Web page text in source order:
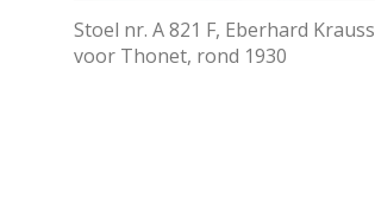
Stoel nr. A 821 F, Eberhard Krauss
voor Thonet, rond 1930